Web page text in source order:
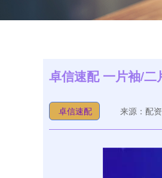
卓信速配 一片袖/
卓信速配 来源：配